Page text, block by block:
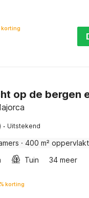
korting
op de bergen
· Uitstekend
· 400 m²
Tuin 34 meer
korting